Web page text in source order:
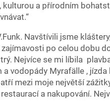
kulturou a přírodním
Navštívili jsme
po celou dobu
Nejvíce se mi líbila
vodopády Myrafälle , jízda
mezi moje největší
a nakupování.